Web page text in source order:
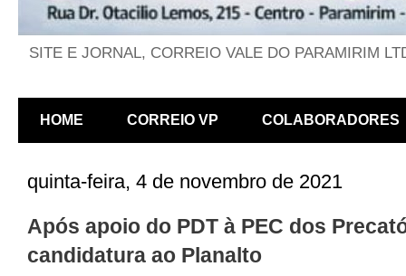
SITE E JORNAL, CORREIO VALE DO PARAMIRIM
HOME CORREIO VP COLABORADORES
quinta-feira, 4 de novembro de 2021
Após apoio do PDT à PEC dos
candidatura ao Planalto